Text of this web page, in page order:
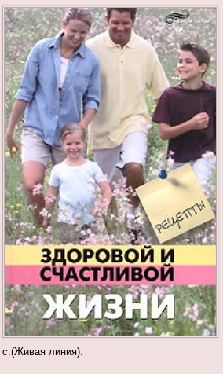
с.(Живая линия).